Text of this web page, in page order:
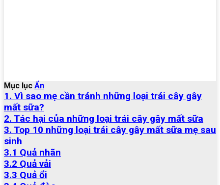
Mục lục Ẩn
1. Vì sao mẹ cần tránh những loại trái cây gây
mất sữa?
2. Tác hại của những loại trái cây gây mất sữa
3. Top 10 những loại trái cây gây mất sữa mẹ sau
sinh
3.1 Quả nhãn
3.2 Quả vải
3.3 Quả ổi